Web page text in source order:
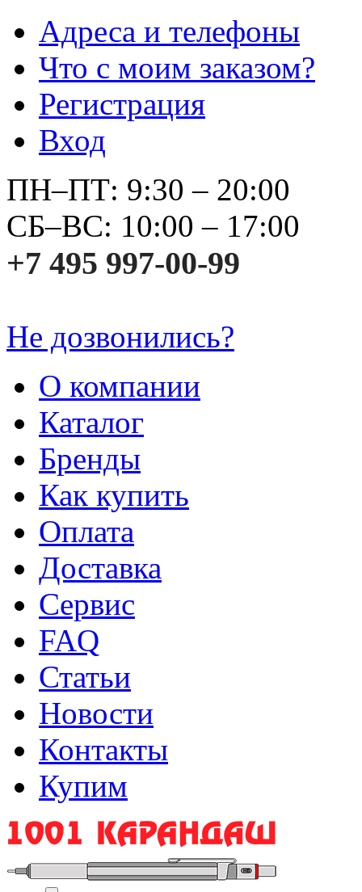
Адреса и телефоны
Что с моим заказом?
Регистрация
Вход
ПН–ПТ: 9:30 – 20:00
СБ–ВС: 10:00 – 17:00
+7 495 997-00-99
Не дозвонились?
О компании
Каталог
Бренды
Как купить
Оплата
Доставка
Сервис
FAQ
Статьи
Новости
Контакты
Купим